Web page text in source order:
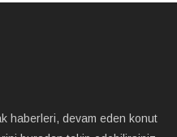
haberleri, devam eden konut